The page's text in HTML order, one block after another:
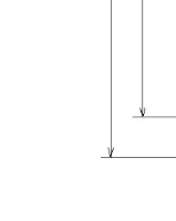
请填写表格，
深沟球